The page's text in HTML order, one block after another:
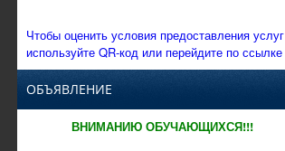
Чтобы оценить условия предоставления услуг
используйте QR-код или перейдите по ссылке
ОБЪЯВЛЕНИЕ
ВНИМАНИЮ ОБУЧАЮЩИХСЯ!!!